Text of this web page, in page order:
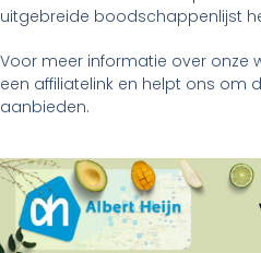
uitgebreide boodschappenlijst
Voor meer informatie over onze
een affiliatelink en helpt ons om
aanbieden.